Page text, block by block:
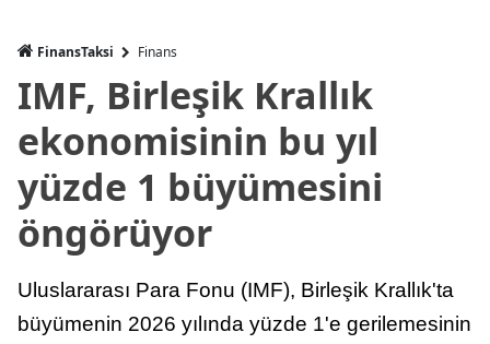
FinansTaksi Finans
IMF, Birleşik Krallık
ekonomisinin bu yıl
yüzde 1 büyümesini
öngörüyor
Uluslararası Para Fonu (IMF), Birleşik Krallık'ta
büyümenin 2026 yılında yüzde 1'e gerilemesinin